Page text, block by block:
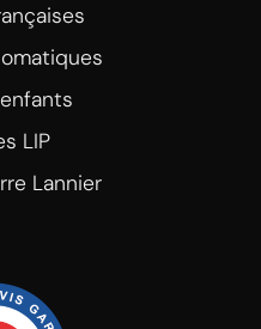
LIP
Lannier